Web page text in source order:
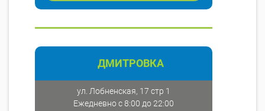
ДМИТРОВКА
ул. Лобненская, 17 стр 1
Ежедневно с 8:00 до 22:00